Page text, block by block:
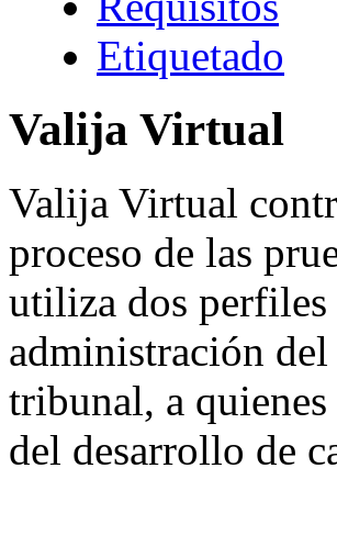
Etiquetado
Valija Virtual
Valija Virtual
proceso de las
utiliza dos perfiles
administración
tribunal, a
del desarrollo de